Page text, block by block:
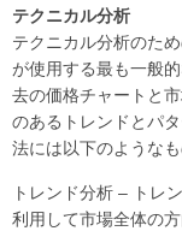
テクニカル分析
テクニカル分析のた
が使用する最も一般
去の価格チャートと
のあるトレンドとパ
法には以下のような
トレンド分析 – トレ
利用して市場全体の